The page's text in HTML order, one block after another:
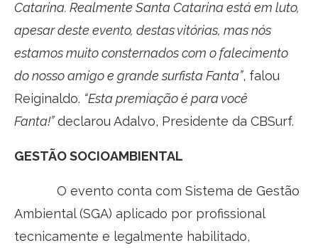
Catarina. Realmente Santa Catarina está em luto,
apesar deste evento, destas vitórias, mas nós
estamos muito consternados com o falecimento
do nosso amigo e grande surfista Fanta”, falou
Reiginaldo. “Esta premiação é para você
Fanta!”declarou Adalvo, Presidente da CBSurf.
GESTÃO SOCIOAMBIENTAL
O evento conta com Sistema de Gestão
Ambiental (SGA) aplicado por profissional
tecnicamente e legalmente habilitado,